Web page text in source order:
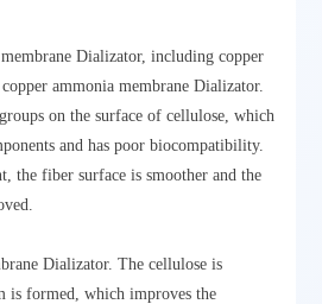
Dializator, including copper
ammonia membrane Dializator.
on the surface of cellulose, which
and has poor biocompatibility.
the fiber surface is smoother and the
Dializator. The cellulose is
is formed, which improves the